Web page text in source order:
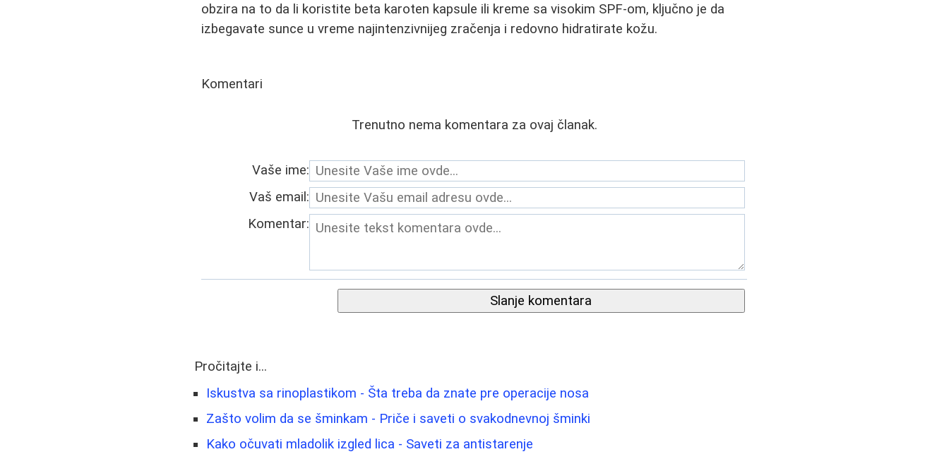
obzira na to da li koristite beta karoten kapsule ili kreme sa visokim SPF-om, ključno je da
izbegavate sunce u vreme najintenzivnijeg zračenja i redovno hidratirate kožu.
Komentari
Trenutno nema komentara za ovaj članak.
Vaše ime:
Vaš email:
Komentar:
Slanje komentara
Pročitajte i...
Iskustva sa rinoplastikom - Šta treba da znate pre operacije nosa
Zašto volim da se šminkam - Priče i saveti o svakodnevnoj šminki
Kako očuvati mladolik izgled lica - Saveti za antistarenje